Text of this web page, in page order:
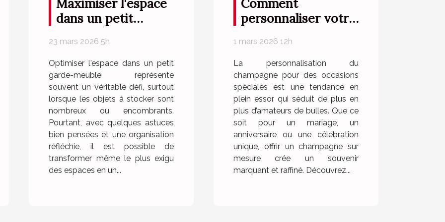
Maximiser l'espace
dans un petit
23 mars 2026 5h
Optimiser l'espace dans un petit
garde-meuble représente
souvent un véritable défi, surtout
lorsque les objets à stocker sont
nombreux ou encombrants.
Pourtant, avec quelques astuces
bien pensées et une organisation
réfléchie, il est possible de
transformer même le plus exigu
des espaces en un...
Comment
personnaliser votre
des occasions
spéciales ?
1 mars 2026 12h
La personnalisation du
champagne pour des occasions
spéciales est une tendance en
plein essor qui séduit de plus en
plus d’amateurs de bulles. Que ce
soit pour un mariage, un
anniversaire ou une célébration
unique, offrir un champagne sur
mesure crée un souvenir
marquant et raffiné. Découvrez...